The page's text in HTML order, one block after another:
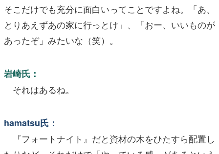
そこだけでも充分に面白いってことですよね。「あ、
とりあえずあの家に行っとけ」、「おー、いいものが
あったぞ」みたいな（笑）。
岩崎氏：
それはあるね。
hamatsu氏：
『フォートナイト』だと資材の木をひたすら配置し